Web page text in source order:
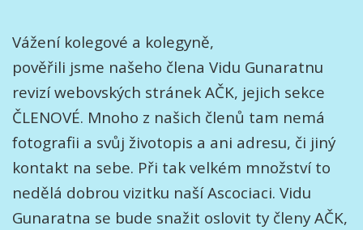
Vážení kolegové a kolegyně,
pověřili jsme našeho člena Vidu Gunaratnu
revizí webovských stránek AČK, jejich sekce
ČLENOVÉ. Mnoho z našich členů tam nemá
fotografii a svůj životopis a ani adresu, či jiný
kontakt na sebe. Při tak velkém množství to
nedělá dobrou vizitku naší Ascociaci. Vidu
Gunaratna se bude snažit oslovit ty členy AČK,